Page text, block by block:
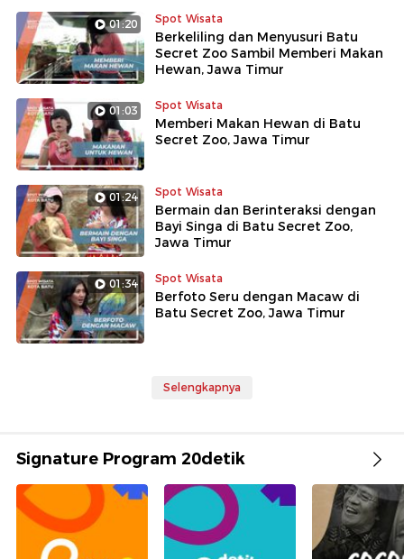
01:20 Spot Wisata
Berkeliling dan Menyusuri Batu
Secret Zoo Sambil Memberi Makan
Hewan, Jawa Timur
01:03 Spot Wisata
Memberi Makan Hewan di Batu
Secret Zoo, Jawa Timur
01:24 Spot Wisata
Bermain dan Berinteraksi dengan
Bayi Singa di Batu Secret Zoo,
Jawa Timur
01:34 Spot Wisata
Berfoto Seru dengan Macaw di
Batu Secret Zoo, Jawa Timur
Selengkapnya
Signature Program 20detik